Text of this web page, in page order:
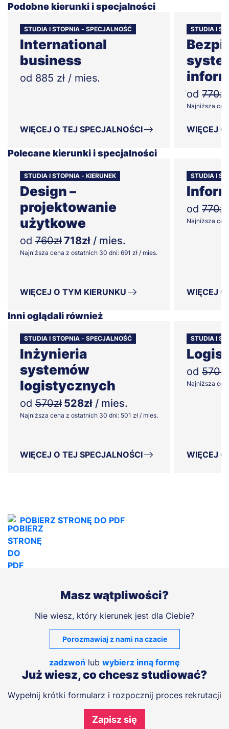
Podobne kierunki i specjalności
STUDIA I STOPNIA - SPECJALNOŚĆ
International
business
od 885 zł / mies.
WIĘCEJ O TEJ SPECJALNOŚCI
STUDIA I
od 770zł
Najniższa
WIĘCEJ
Polecane kierunki i specjalności
STUDIA I STOPNIA - KIERUNEK
Design –
projektowanie
użytkowe
od 760zł718zł / mies.
Najniższa cena z ostatnich 30 dni: 691 zł / mies.
WIĘCEJ O TYM KIERUNKU
STUDIA I
od 770zł
Najniższa
WIĘCEJ
Inni oglądali również
STUDIA I STOPNIA - SPECJALNOŚĆ
Inżynieria
systemów
logistycznych
od 570zł 528zł / mies.
Najniższa cena z ostatnich 30 dni: 501 zł / mies.
WIĘCEJ O TEJ SPECJALNOŚCI
STUDIA I
od 570zł
Najniższa
WIĘCEJ
POBIERZ STRONĘ DO PDF
Masz wątpliwości?
Nie wiesz, który kierunek jest dla Ciebie?
Porozmawiaj z nami na czacie
zadzwoń lub wybierz inną formę
Już wiesz, co chcesz studiować?
Wypełnij krótki formularz i rozpocznij proces rekrutacji
Zapisz się